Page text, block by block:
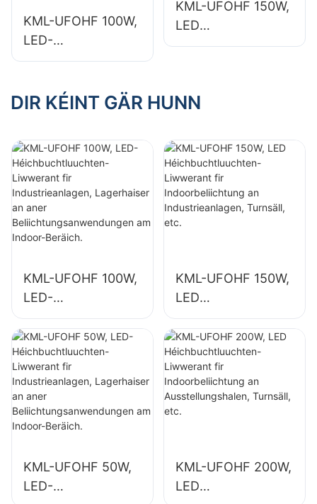
Beräich.
KML-UFOHF 100W,
LED-
Héichbuchtluuchte
Industrieanlagen,
Beliichtungsanwen
dungen am Indoor-
Beräich.
KML-UFOHF 150W,
LED
Héichbuchtluuchte
an
Turnsäll, etc.
DIR KÉINT GÄR HUNN
KML-UFOHF 100W,
LED-
Héichbuchtluuchte
n-Liwwerant fir
Industrieanlagen,
Lagerhaiser an
aner
Beliichtungsanwen
dungen am Indoor-
KML-UFOHF 150W,
LED
Héichbuchtluuchte
n-Liwwerant fir
Indoorbeliichtung
an
Industrieanlagen,
Turnsäll, etc.
KML-UFOHF 50W,
LED-
KML-UFOHF 200W,
LED